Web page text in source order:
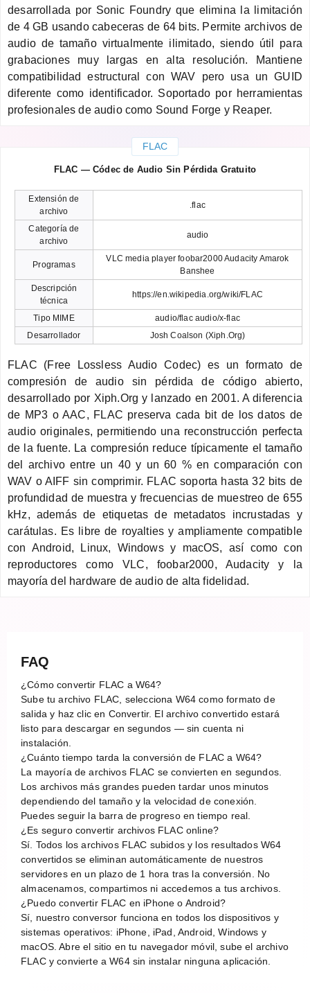
desarrollada por Sonic Foundry que elimina la limitación
de 4 GB usando cabeceras de 64 bits. Permite archivos de
audio de tamaño virtualmente ilimitado, siendo útil para
grabaciones muy largas en alta resolución. Mantiene
compatibilidad estructural con WAV pero usa un GUID
diferente como identificador. Soportado por herramientas
profesionales de audio como Sound Forge y Reaper.
FLAC
FLAC — Códec de Audio Sin Pérdida Gratuito
Extensión de
archivo
.flac
Categoría de
archivo
audio
Programas
VLC media player foobar2000 Audacity Amarok
Banshee
Descripción
técnica
https://en.wikipedia.org/wiki/FLAC
Tipo MIME
audio/flac audio/x-flac
Desarrollador
Josh Coalson (Xiph.Org)
FLAC (Free Lossless Audio Codec) es un formato de
compresión de audio sin pérdida de código abierto,
desarrollado por Xiph.Org y lanzado en 2001. A diferencia
de MP3 o AAC, FLAC preserva cada bit de los datos de
audio originales, permitiendo una reconstrucción perfecta
de la fuente. La compresión reduce típicamente el tamaño
del archivo entre un 40 y un 60 % en comparación con
WAV o AIFF sin comprimir. FLAC soporta hasta 32 bits de
profundidad de muestra y frecuencias de muestreo de 655
kHz, además de etiquetas de metadatos incrustadas y
carátulas. Es libre de royalties y ampliamente compatible
con Android, Linux, Windows y macOS, así como con
reproductores como VLC, foobar2000, Audacity y la
mayoría del hardware de audio de alta fidelidad.
FAQ
¿Cómo convertir FLAC a W64?
Sube tu archivo FLAC, selecciona W64 como formato de
salida y haz clic en Convertir. El archivo convertido estará
listo para descargar en segundos — sin cuenta ni
instalación.
¿Cuánto tiempo tarda la conversión de FLAC a W64?
La mayoría de archivos FLAC se convierten en segundos.
Los archivos más grandes pueden tardar unos minutos
dependiendo del tamaño y la velocidad de conexión.
Puedes seguir la barra de progreso en tiempo real.
¿Es seguro convertir archivos FLAC online?
Sí. Todos los archivos FLAC subidos y los resultados W64
convertidos se eliminan automáticamente de nuestros
servidores en un plazo de 1 hora tras la conversión. No
almacenamos, compartimos ni accedemos a tus archivos.
¿Puedo convertir FLAC en iPhone o Android?
Sí, nuestro conversor funciona en todos los dispositivos y
sistemas operativos: iPhone, iPad, Android, Windows y
macOS. Abre el sitio en tu navegador móvil, sube el archivo
FLAC y convierte a W64 sin instalar ninguna aplicación.